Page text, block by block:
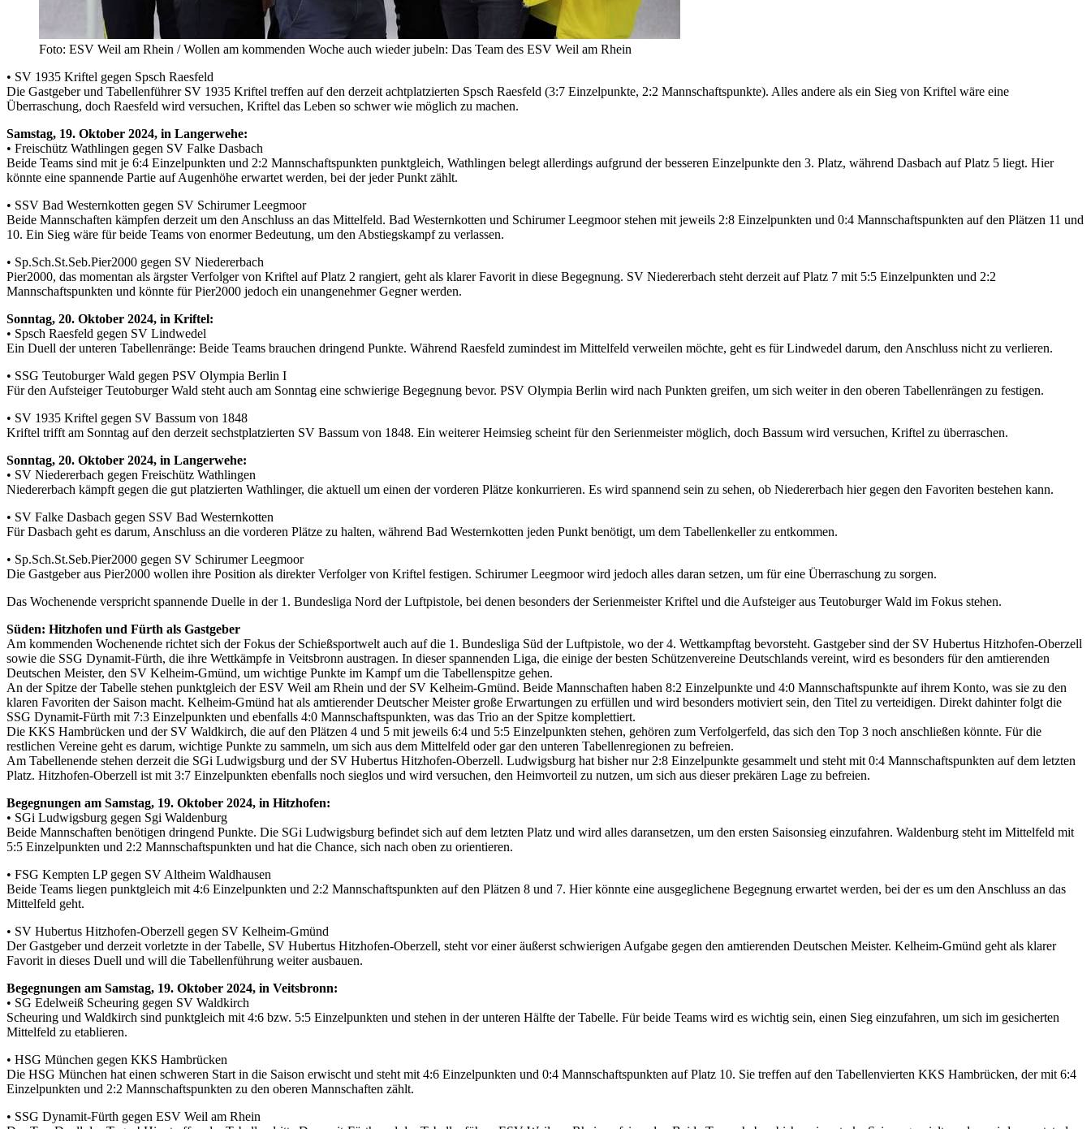
Foto: ESV Weil am Rhein / Wollen am kommenden Woche auch wieder jubeln: Das Team des ESV Weil am Rhein
• SV 1935 Kriftel gegen Spsch Raesfeld
Die Gastgeber und Tabellenführer SV 1935 Kriftel treffen auf den derzeit achtplatzierten Spsch Raesfeld (3:7 Einzelpunkte, 2:2 Mannschaftspunkte). Alles andere als ein Sieg von Kriftel wäre eine
Überraschung, doch Raesfeld wird versuchen, Kriftel das Leben so schwer wie möglich zu machen.
Samstag, 19. Oktober 2024, in Langerwehe:
• Freischütz Wathlingen gegen SV Falke Dasbach
Beide Teams sind mit je 6:4 Einzelpunkten und 2:2 Mannschaftspunkten punktgleich, Wathlingen belegt allerdings aufgrund der besseren Einzelpunkte den 3. Platz, während Dasbach auf Platz 5 liegt. Hier
könnte eine spannende Partie auf Augenhöhe erwartet werden, bei der jeder Punkt zählt.
• SSV Bad Westernkotten gegen SV Schirumer Leegmoor
Beide Mannschaften kämpfen derzeit um den Anschluss an das Mittelfeld. Bad Westernkotten und Schirumer Leegmoor stehen mit jeweils 2:8 Einzelpunkten und 0:4 Mannschaftspunkten auf den Plätzen 11 und
10. Ein Sieg wäre für beide Teams von enormer Bedeutung, um den Abstiegskampf zu verlassen.
• Sp.Sch.St.Seb.Pier2000 gegen SV Niedererbach
Pier2000, das momentan als ärgster Verfolger von Kriftel auf Platz 2 rangiert, geht als klarer Favorit in diese Begegnung. SV Niedererbach steht derzeit auf Platz 7 mit 5:5 Einzelpunkten und 2:2
Mannschaftspunkten und könnte für Pier2000 jedoch ein unangenehmer Gegner werden.
Sonntag, 20. Oktober 2024, in Kriftel:
• Spsch Raesfeld gegen SV Lindwedel
Ein Duell der unteren Tabellenränge: Beide Teams brauchen dringend Punkte. Während Raesfeld zumindest im Mittelfeld verweilen möchte, geht es für Lindwedel darum, den Anschluss nicht zu verlieren.
• SSG Teutoburger Wald gegen PSV Olympia Berlin I
Für den Aufsteiger Teutoburger Wald steht auch am Sonntag eine schwierige Begegnung bevor. PSV Olympia Berlin wird nach Punkten greifen, um sich weiter in den oberen Tabellenrängen zu festigen.
• SV 1935 Kriftel gegen SV Bassum von 1848
Kriftel trifft am Sonntag auf den derzeit sechstplatzierten SV Bassum von 1848. Ein weiterer Heimsieg scheint für den Serienmeister möglich, doch Bassum wird versuchen, Kriftel zu überraschen.
Sonntag, 20. Oktober 2024, in Langerwehe:
• SV Niedererbach gegen Freischütz Wathlingen
Niedererbach kämpft gegen die gut platzierten Wathlinger, die aktuell um einen der vorderen Plätze konkurrieren. Es wird spannend sein zu sehen, ob Niedererbach hier gegen den Favoriten bestehen kann.
• SV Falke Dasbach gegen SSV Bad Westernkotten
Für Dasbach geht es darum, Anschluss an die vorderen Plätze zu halten, während Bad Westernkotten jeden Punkt benötigt, um dem Tabellenkeller zu entkommen.
• Sp.Sch.St.Seb.Pier2000 gegen SV Schirumer Leegmoor
Die Gastgeber aus Pier2000 wollen ihre Position als direkter Verfolger von Kriftel festigen. Schirumer Leegmoor wird jedoch alles daran setzen, um für eine Überraschung zu sorgen.
Das Wochenende verspricht spannende Duelle in der 1. Bundesliga Nord der Luftpistole, bei denen besonders der Serienmeister Kriftel und die Aufsteiger aus Teutoburger Wald im Fokus stehen.
Süden: Hitzhofen und Fürth als Gastgeber
Am kommenden Wochenende richtet sich der Fokus der Schießsportwelt auch auf die 1. Bundesliga Süd der Luftpistole, wo der 4. Wettkampftag bevorsteht. Gastgeber sind der SV Hubertus Hitzhofen-Oberzell
sowie die SSG Dynamit-Fürth, die ihre Wettkämpfe in Veitsbronn austragen. In dieser spannenden Liga, die einige der besten Schützenvereine Deutschlands vereint, wird es besonders für den amtierenden
Deutschen Meister, den SV Kelheim-Gmünd, um wichtige Punkte im Kampf um die Tabellenspitze gehen.
An der Spitze der Tabelle stehen punktgleich der ESV Weil am Rhein und der SV Kelheim-Gmünd. Beide Mannschaften haben 8:2 Einzelpunkte und 4:0 Mannschaftspunkte auf ihrem Konto, was sie zu den
klaren Favoriten der Saison macht. Kelheim-Gmünd hat als amtierender Deutscher Meister große Erwartungen zu erfüllen und wird besonders motiviert sein, den Titel zu verteidigen. Direkt dahinter folgt die
SSG Dynamit-Fürth mit 7:3 Einzelpunkten und ebenfalls 4:0 Mannschaftspunkten, was das Trio an der Spitze komplettiert.
Die KKS Hambrücken und der SV Waldkirch, die auf den Plätzen 4 und 5 mit jeweils 6:4 und 5:5 Einzelpunkten stehen, gehören zum Verfolgerfeld, das sich den Top 3 noch anschließen könnte. Für die
restlichen Vereine geht es darum, wichtige Punkte zu sammeln, um sich aus dem Mittelfeld oder gar den unteren Tabellenregionen zu befreien.
Am Tabellenende stehen derzeit die SGi Ludwigsburg und der SV Hubertus Hitzhofen-Oberzell. Ludwigsburg hat bisher nur 2:8 Einzelpunkte gesammelt und steht mit 0:4 Mannschaftspunkten auf dem letzten
Platz. Hitzhofen-Oberzell ist mit 3:7 Einzelpunkten ebenfalls noch sieglos und wird versuchen, den Heimvorteil zu nutzen, um sich aus dieser prekären Lage zu befreien.
Begegnungen am Samstag, 19. Oktober 2024, in Hitzhofen:
• SGi Ludwigsburg gegen Sgi Waldenburg
Beide Mannschaften benötigen dringend Punkte. Die SGi Ludwigsburg befindet sich auf dem letzten Platz und wird alles daransetzen, um den ersten Saisonsieg einzufahren. Waldenburg steht im Mittelfeld mit
5:5 Einzelpunkten und 2:2 Mannschaftspunkten und hat die Chance, sich nach oben zu orientieren.
• FSG Kempten LP gegen SV Altheim Waldhausen
Beide Teams liegen punktgleich mit 4:6 Einzelpunkten und 2:2 Mannschaftspunkten auf den Plätzen 8 und 7. Hier könnte eine ausgeglichene Begegnung erwartet werden, bei der es um den Anschluss an das
Mittelfeld geht.
• SV Hubertus Hitzhofen-Oberzell gegen SV Kelheim-Gmünd
Der Gastgeber und derzeit vorletzte in der Tabelle, SV Hubertus Hitzhofen-Oberzell, steht vor einer äußerst schwierigen Aufgabe gegen den amtierenden Deutschen Meister. Kelheim-Gmünd geht als klarer
Favorit in dieses Duell und will die Tabellenführung weiter ausbauen.
Begegnungen am Samstag, 19. Oktober 2024, in Veitsbronn:
• SG Edelweiß Scheuring gegen SV Waldkirch
Scheuring und Waldkirch sind punktgleich mit 4:6 bzw. 5:5 Einzelpunkten und stehen in der unteren Hälfte der Tabelle. Für beide Teams wird es wichtig sein, einen Sieg einzufahren, um sich im gesicherten
Mittelfeld zu etablieren.
• HSG München gegen KKS Hambrücken
Die HSG München hat einen schweren Start in die Saison erwischt und steht mit 4:6 Einzelpunkten und 0:4 Mannschaftspunkten auf Platz 10. Sie treffen auf den Tabellenvierten KKS Hambrücken, der mit 6:4
Einzelpunkten und 2:2 Mannschaftspunkten zu den oberen Mannschaften zählt.
• SSG Dynamit-Fürth gegen ESV Weil am Rhein